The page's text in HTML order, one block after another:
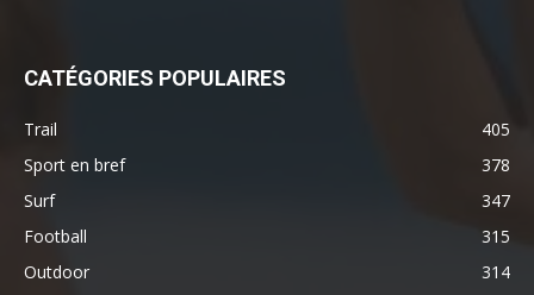
CATÉGORIES POPULAIRES
Trail
405
Sport en bref
378
Surf
347
Football
315
Outdoor
314